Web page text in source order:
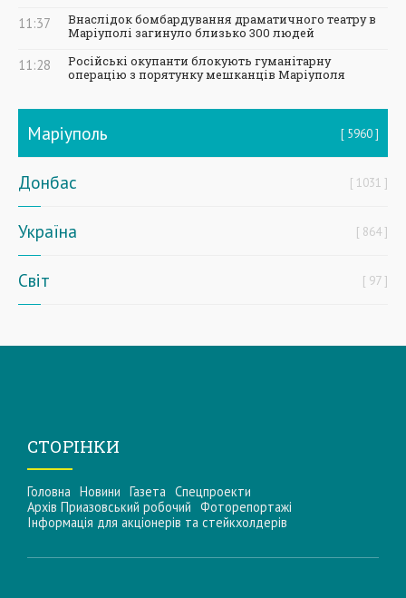
11:37
Внаслідок бомбардування драматичного театру в
Маріуполі загинуло близько 300 людей
11:28
Російські окупанти блокують гуманітарну
операцію з порятунку мешканців Маріуполя
Маріуполь 5960
Донбас 1031
Україна 864
Світ 97
СТОРІНКИ
Головна Новини Газета Спецпроекти
Архів Приазовський робочий Фоторепортажі
Інформацiя для акцiонерiв та стейкхолдерiв